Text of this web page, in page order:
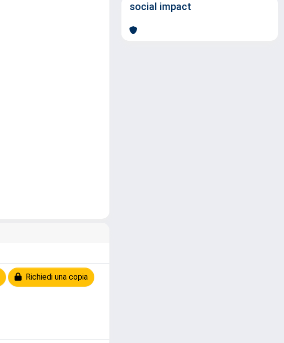
Richiedi una copia
social impact